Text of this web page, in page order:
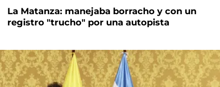
La Matanza: manejaba borracho y con un
registro "trucho" por una autopista